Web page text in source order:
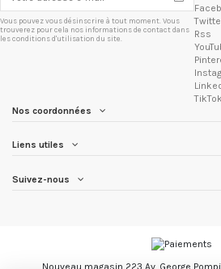
Vous pouvez vous désinscrire à tout moment. Vous
trouverez pour cela nos informations de contact dans
les conditions d'utilisation du site.
Rss
TikTok
Nos coordonnées
Liens utiles
Suivez-nous
Nouveau magasin 223 Av. George